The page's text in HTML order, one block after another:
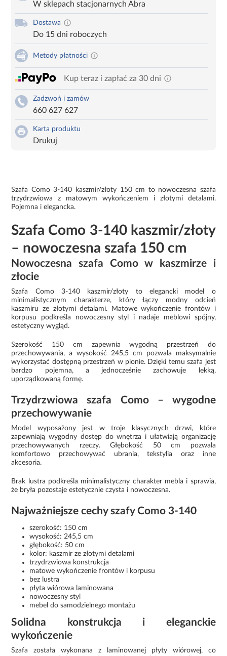
W sklepach stacjonarnych Abra
Dostawa
Do 15 dni roboczych
Metody płatności
Kup teraz i zapłać za 30 dni
Zadzwoń i zamów
660 627 627
Karta produktu
Drukuj
Szafa Como 3-140 kaszmir/złoty 150 cm to nowoczesna szafa
trzydrzwiowa z matowym wykończeniem i złotymi detalami.
Pojemna i elegancka.
Szafa Como 3-140 kaszmir/złoty
– nowoczesna szafa 150 cm
Nowoczesna szafa Como w kaszmirze i
złocie
Szafa Como 3-140 kaszmir/złoty to elegancki model o
minimalistycznym charakterze, który łączy modny odcień
kaszmiru ze złotymi detalami. Matowe wykończenie frontów i
korpusu podkreśla nowoczesny styl i nadaje meblowi spójny,
estetyczny wygląd.
Szerokość 150 cm zapewnia wygodną przestrzeń do
przechowywania, a wysokość 245,5 cm pozwala maksymalnie
wykorzystać dostępną przestrzeń w pionie. Dzięki temu szafa jest
bardzo pojemna, a jednocześnie zachowuje lekką,
uporządkowaną formę.
Trzydrzwiowa szafa Como – wygodne
przechowywanie
Model wyposażony jest w troje klasycznych drzwi, które
zapewniają wygodny dostęp do wnętrza i ułatwiają organizację
przechowywanych rzeczy. Głębokość 50 cm pozwala
komfortowo przechowywać ubrania, tekstylia oraz inne
akcesoria.
Brak lustra podkreśla minimalistyczny charakter mebla i sprawia,
że bryła pozostaje estetycznie czysta i nowoczesna.
Najważniejsze cechy szafy Como 3-140
szerokość: 150 cm
wysokość: 245,5 cm
głębokość: 50 cm
kolor: kaszmir ze złotymi detalami
trzydrzwiowa konstrukcja
matowe wykończenie frontów i korpusu
bez lustra
płyta wiórowa laminowana
nowoczesny styl
mebel do samodzielnego montażu
Solidna konstrukcja i eleganckie
wykończenie
Szafa została wykonana z laminowanej płyty wiórowej, co